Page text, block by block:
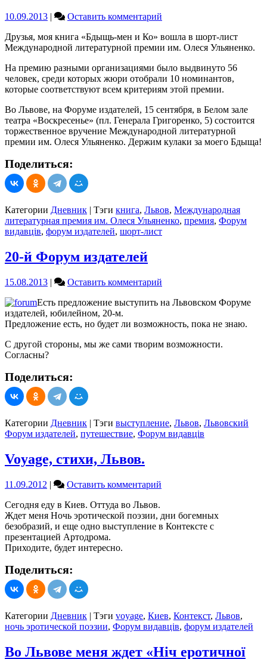
10.09.2013 | Оставить комментарий
мен
в
листе
премии
имени
Друзья, моя книга «Бдыщь-мен и Ко» вошла в шорт-лист
Международной литературной премии им. Олеся Ульяненко.
На премию разными организациями было выдвинуто 56
человек, среди которых жюри отобрали 10 номинантов,
которые соответствуют всем критериям этой премии.
Во Львове, на Форуме издателей, 15 сентября, в Белом зале
театра «Воскресенье» (пл. Генерала Григоренко, 5) состоится
торжественное вручение Международной литературной
премии им. Олеся Ульяненко. Держим кулаки за моего Бдыща!
Поделиться:
Категории Дневник | Тэги книга, Львов, Международная
литературная премия им. Олеся Ульяненко, премия, Форум
видавців, форум издателей, шорт-лист
20-й Форум издателей
15.08.2013 | Оставить комментарий
й
издателей
Есть предложение выступить на Львовском Форуме
издателей, юбилейном, 20-м.
Предложение есть, но будет ли возможность, пока не знаю.
С другой стороны, мы же сами творим возможности.
Согласны?
Поделиться:
Категории Дневник | Тэги выступление, Львов, Львовский
Форум издателей, путешествие, Форум видавців
Voyage, стихи, Львов.
11.09.2012 | Оставить комментарий
Львов.
Сегодня еду в Киев. Оттуда во Львов.
Ждет меня Ночь эротической поэзии, дни богемных
безобразий, и еще одно выступление в Контексте с
презентацией Артодрома.
Приходите, будет интересно.
Поделиться:
Категории Дневник | Тэги voyage, Киев, Контекст, Львов,
ночь эротической поэзии, Форум видавців, форум издателей
Во Львове меня ждет «Ніч еротичної